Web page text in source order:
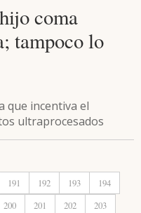
coma
tampoco lo
que incentiva el
ultraprocesados
191 192 193
194
200 201 202
203